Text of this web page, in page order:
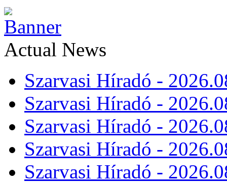
Actual News
Szarvasi Híradó -
Szarvasi Híradó -
Szarvasi Híradó -
Szarvasi Híradó -
Szarvasi Híradó -